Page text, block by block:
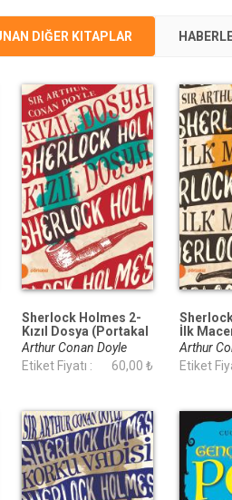
DIĞER KITAPLAR
Sherlock Holmes 2-
Kızıl Dosya (Portakal
Kitap)
Arthur Conan Doyle
Etiket Fiyatı :
60,00 ₺
İlk
Kitap)
Arthur
Etiket